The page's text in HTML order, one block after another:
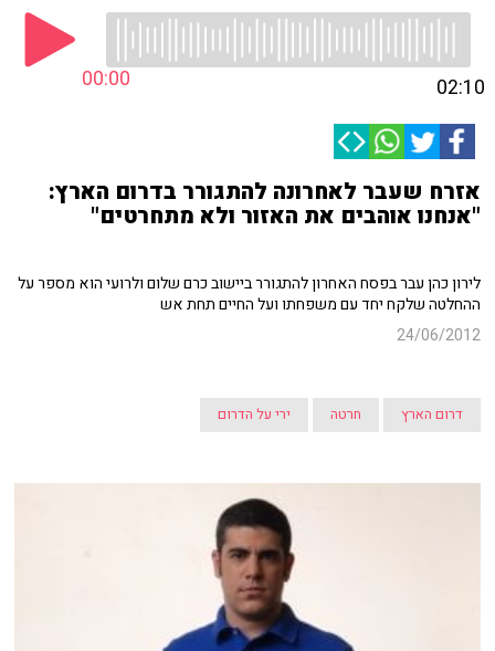
00:00 02:10
אזרח שעבר לאחרונה להתגורר בדרום הארץ:
"אנחנו אוהבים את האזור ולא מתחרטים"
לירון כהן עבר בפסח האחרון להתגורר ביישוב כרם שלום ולרועי הוא מספר על
ההחלטה שלקח יחד עם משפחתו ועל החיים תחת אש
24/06/2012
דרום הארץ חרטה ירי על הדרום